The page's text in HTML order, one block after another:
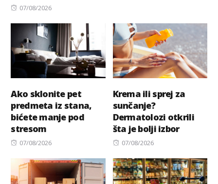
Posted
07/08/2026
Ako sklonite pet
predmeta iz stana,
bićete manje pod
stresom
Posted
07/08/2026
Krema ili sprej za
sunčanje?
Dermatolozi otkrili
šta je bolji izbor
Posted
07/08/2026